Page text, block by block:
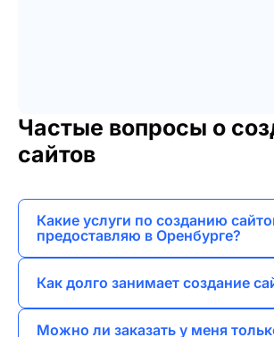
Частые вопросы о
сайтов
Какие услуги по созданию
предоставляю в Оренбурге?
визиток, корпоративных сайтов,
магазинов и порталов.
Как долго занимает создание
Можно ли заказать у меня